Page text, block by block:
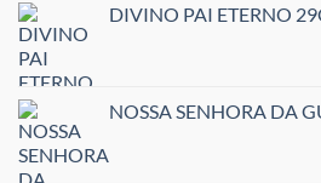
DIVINO PAI ETERNO
NOSSA SENHORA DA